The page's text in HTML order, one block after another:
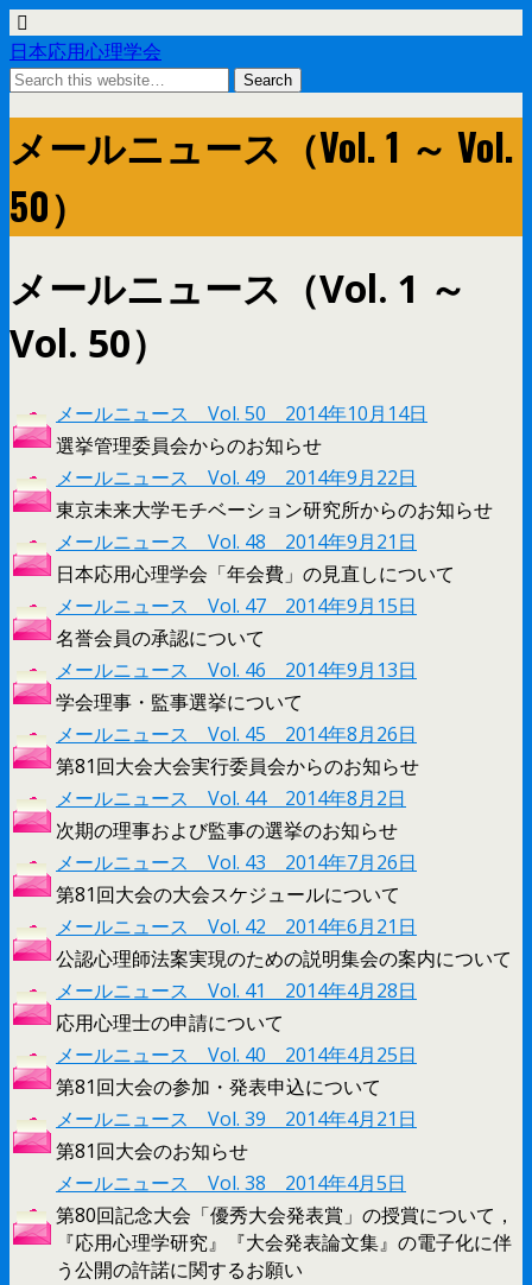
日本応用心理学会
メールニュース（Vol. 1 ～ Vol.
50）
メールニュース（Vol. 1 ～
Vol. 50）
メールニュース Vol. 50 2014年10月14日
選挙管理委員会からのお知らせ
メールニュース Vol. 49 2014年9月22日
東京未来大学モチベーション研究所からのお知らせ
メールニュース Vol. 48 2014年9月21日
日本応用心理学会「年会費」の見直しについて
メールニュース Vol. 47 2014年9月15日
名誉会員の承認について
メールニュース Vol. 46 2014年9月13日
学会理事・監事選挙について
メールニュース Vol. 45 2014年8月26日
第81回大会大会実行委員会からのお知らせ
メールニュース Vol. 44 2014年8月2日
次期の理事および監事の選挙のお知らせ
メールニュース Vol. 43 2014年7月26日
第81回大会の大会スケジュールについて
メールニュース Vol. 42 2014年6月21日
公認心理師法案実現のための説明集会の案内について
メールニュース Vol. 41 2014年4月28日
応用心理士の申請について
メールニュース Vol. 40 2014年4月25日
第81回大会の参加・発表申込について
メールニュース Vol. 39 2014年4月21日
第81回大会のお知らせ
メールニュース Vol. 38 2014年4月5日
第80回記念大会「優秀大会発表賞」の授賞について，
『応用心理学研究』『大会発表論文集』の電子化に伴
う公開の許諾に関するお願い